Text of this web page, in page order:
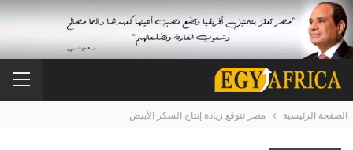
الصفحة الرئيسية مصر تتوقع زيادة إنتاج السكر الأبيض